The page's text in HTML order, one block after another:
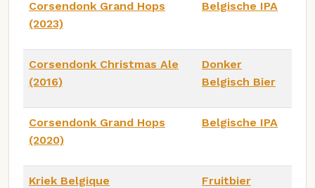
Corsendonk Grand Hops
(2023)
Belgische IPA
Corsendonk Christmas Ale
(2016)
Donker
Belgisch Bier
Corsendonk Grand Hops
(2020)
Belgische IPA
Kriek Belgique Fruitbier